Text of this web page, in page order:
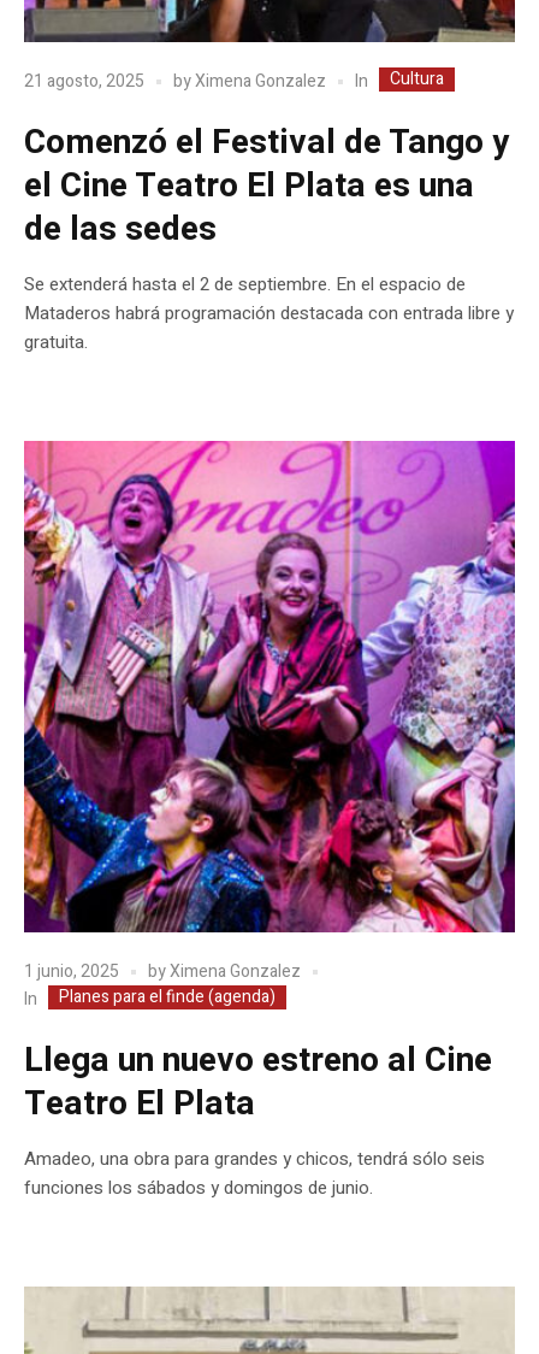
21 agosto, 2025 byXimena Gonzalez In Cultura
Comenzó el Festival de Tango y
el Cine Teatro El Plata es una
de las sedes
Se extenderá hasta el 2 de septiembre. En el espacio de
Mataderos habrá programación destacada con entrada libre y
gratuita.
1 junio, 2025 byXimena Gonzalez
In
Planes para el finde (agenda)
Llega un nuevo estreno al Cine
Teatro El Plata
Amadeo, una obra para grandes y chicos, tendrá sólo seis
funciones los sábados y domingos de junio.